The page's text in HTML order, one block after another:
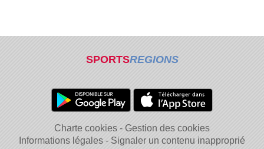
SPORTSREGIONS
Charte cookies
Gestion des cookies
Informations légales
Signaler un contenu inapproprié